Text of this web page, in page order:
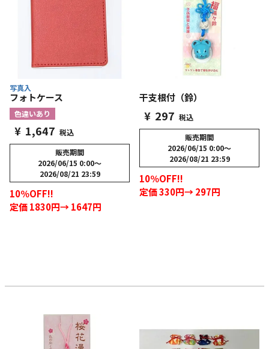
写真入
フォトケース
色違いあり
¥ 1,647 税込
販売期間
2026/06/15 0:00〜
2026/08/21 23:59
10％OFF!!
定価 1830円→ 1647円
干支根付（鈴）
¥ 297 税込
販売期間
2026/06/15 0:00〜
2026/08/21 23:59
10％OFF!!
定価 330円→ 297円